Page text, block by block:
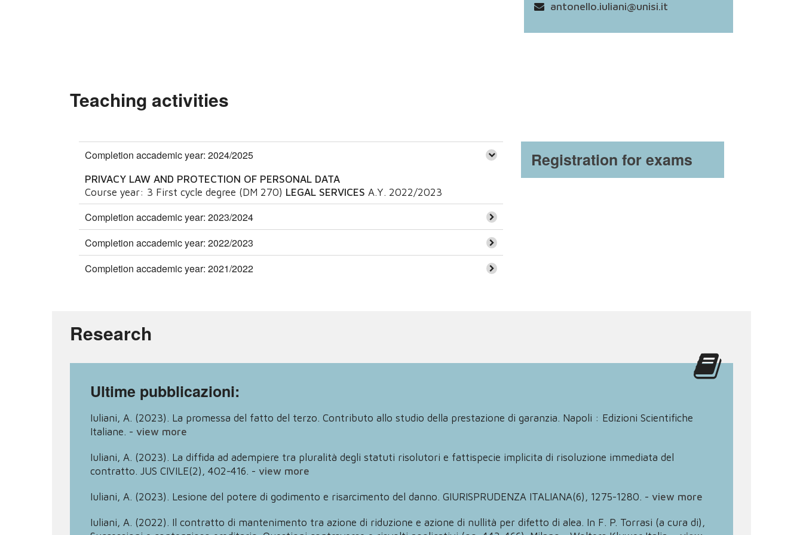
antonello.iuliani@unisi.it
Teaching activities
Completion accademic year: 2024/2025
PRIVACY LAW AND PROTECTION OF PERSONAL DATA
Course year: 3 First cycle degree (DM 270) LEGAL SERVICES A.Y. 2022/2023
Completion accademic year: 2023/2024
Completion accademic year: 2022/2023
Completion accademic year: 2021/2022
Registration for exams
Research
Ultime pubblicazioni:
Iuliani, A. (2023). La promessa del fatto del terzo. Contributo allo studio della prestazione di garanzia. Napoli : Edizioni Scientifiche
Italiane. - view more
Iuliani, A. (2023). La diffida ad adempiere tra pluralità degli statuti risolutori e fattispecie implicita di risoluzione immediata del
contratto. JUS CIVILE(2), 402-416. - view more
Iuliani, A. (2023). Lesione del potere di godimento e risarcimento del danno. GIURISPRUDENZA ITALIANA(6), 1275-1280. - view more
Iuliani, A. (2022). Il contratto di mantenimento tra azione di riduzione e azione di nullità per difetto di alea. In F. P. Torrasi (a cura di),